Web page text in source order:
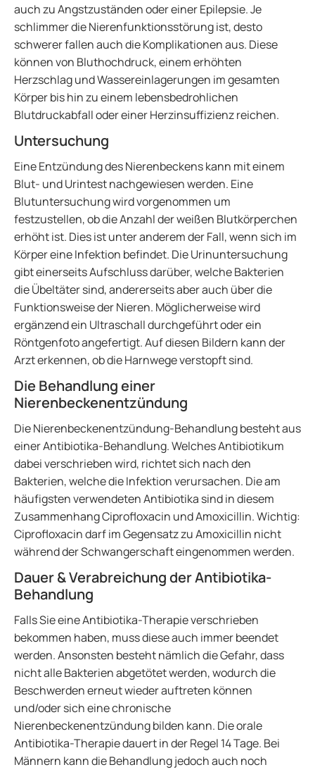
auch zu Angstzuständen oder einer Epilepsie. Je
schlimmer die Nierenfunktionsstörung ist, desto
schwerer fallen auch die Komplikationen aus. Diese
können von Bluthochdruck, einem erhöhten
Herzschlag und Wassereinlagerungen im gesamten
Körper bis hin zu einem lebensbedrohlichen
Blutdruckabfall oder einer Herzinsuffizienz reichen.
Untersuchung
Eine Entzündung des Nierenbeckens kann mit einem
Blut- und Urintest nachgewiesen werden. Eine
Blutuntersuchung wird vorgenommen um
festzustellen, ob die Anzahl der weißen Blutkörperchen
erhöht ist. Dies ist unter anderem der Fall, wenn sich im
Körper eine Infektion befindet. Die Urinuntersuchung
gibt einerseits Aufschluss darüber, welche Bakterien
die Übeltäter sind, andererseits aber auch über die
Funktionsweise der Nieren. Möglicherweise wird
ergänzend ein Ultraschall durchgeführt oder ein
Röntgenfoto angefertigt. Auf diesen Bildern kann der
Arzt erkennen, ob die Harnwege verstopft sind.
Die Behandlung einer
Nierenbeckenentzündung
Die Nierenbeckenentzündung-Behandlung besteht aus
einer Antibiotika-Behandlung. Welches Antibiotikum
dabei verschrieben wird, richtet sich nach den
Bakterien, welche die Infektion verursachen. Die am
häufigsten verwendeten Antibiotika sind in diesem
Zusammenhang Ciprofloxacin und Amoxicillin. Wichtig:
Ciprofloxacin darf im Gegensatz zu Amoxicillin nicht
während der Schwangerschaft eingenommen werden.
Dauer & Verabreichung der Antibiotika-
Behandlung
Falls Sie eine Antibiotika-Therapie verschrieben
bekommen haben, muss diese auch immer beendet
werden. Ansonsten besteht nämlich die Gefahr, dass
nicht alle Bakterien abgetötet werden, wodurch die
Beschwerden erneut wieder auftreten können
und/oder sich eine chronische
Nierenbeckenentzündung bilden kann. Die orale
Antibiotika-Therapie dauert in der Regel 14 Tage. Bei
Männern kann die Behandlung jedoch auch noch